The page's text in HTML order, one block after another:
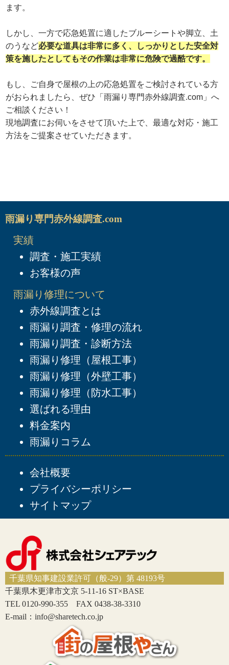
ます。
しかし、一方で応急処置に適したブルーシートや脚立、土
のうなど必要な道具は非常に多く、しっかりとした安全対
策を施したとしてもその作業は非常に危険で過酷です。
もし、ご自身で屋根の上の応急処置をご検討されている方
がおられましたら、ぜひ「雨漏り専門赤外線調査.com」へ
ご相談ください！
現地調査にお伺いをさせて頂いた上で、最適な対応・施工
方法をご提案させていただきます。
雨漏り専門赤外線調査.com
実績
調査・施工実績
お客様の声
雨漏り修理について
赤外線調査とは
雨漏り調査・修理の流れ
雨漏り調査・診断方法
雨漏り修理（屋根工事）
雨漏り修理（外壁工事）
雨漏り修理（防水工事）
選ばれる理由
料金案内
雨漏りコラム
会社概要
プライバシーポリシー
サイトマップ
千葉県知事建設業許可（般-29）第 48193号
千葉県木更津市文京 5-11-16 ST×BASE
TEL 0120-990-355 FAX 0438-38-3310
E-mail：info@sharetech.co.jp